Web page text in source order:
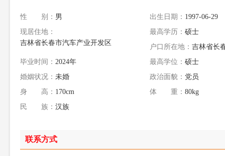
性 别： 男 出生日期： 1997-06-29
现居住地：
吉林省长春市汽车产业开发区
最高学历： 硕士
户口所在地： 吉林省长
毕业时间： 2024年 最高学位： 硕士
婚姻状况： 未婚 政治面貌： 党员
身 高： 170cm 体 重： 80kg
民 族： 汉族
联系方式